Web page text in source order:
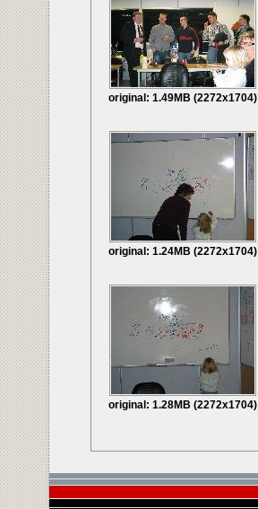
original: 1.49MB (2272x1704)
original: 1.24MB (2272x1704)
original: 1.28MB (2272x1704)